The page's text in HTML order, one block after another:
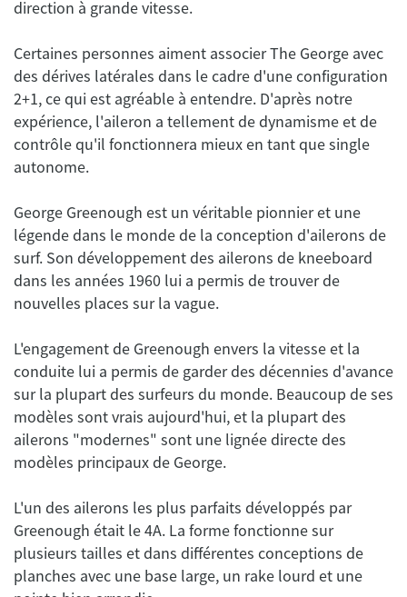
Certaines personnes aiment associer The George avec
des dérives latérales dans le cadre d'une configuration
2+1, ce qui est agréable à entendre. D'après notre
expérience, l'aileron a tellement de dynamisme et de
contrôle qu'il fonctionnera mieux en tant que single
George Greenough est un véritable pionnier et une
légende dans le monde de la conception d'ailerons de
surf. Son développement des ailerons de kneeboard
dans les années 1960 lui a permis de trouver de
L'engagement de Greenough envers la vitesse et la
conduite lui a permis de garder des décennies d'avance
sur la plupart des surfeurs du monde. Beaucoup de ses
modèles sont vrais aujourd'hui, et la plupart des
ailerons "modernes" sont une lignée directe des
L'un des ailerons les plus parfaits développés par
Greenough était le 4A. La forme fonctionne sur
plusieurs tailles et dans différentes conceptions de
planches avec une base large, un rake lourd et une